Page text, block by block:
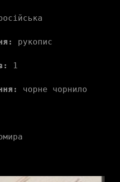
рукопис
1
чорне чорнило